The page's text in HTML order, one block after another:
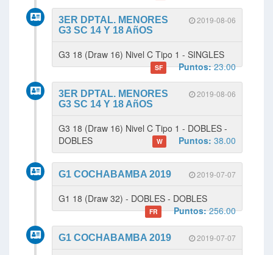
2019-08-06
3ER DPTAL. MENORES
G3 SC 14 Y 18 AñOS
G3 18 (Draw 16) Nivel C Tipo 1 - SINGLES
SF Puntos:23.00
2019-08-06
3ER DPTAL. MENORES
G3 SC 14 Y 18 AñOS
G3 18 (Draw 16) Nivel C Tipo 1 - DOBLES -
DOBLES
W Puntos: 38.00
2019-07-07
G1 COCHABAMBA 2019
G1 18 (Draw 32) - DOBLES - DOBLES
FR Puntos:256.00
2019-07-07
G1 COCHABAMBA 2019